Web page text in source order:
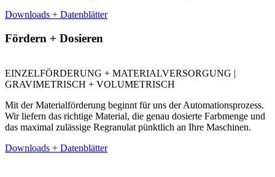
Downloads + Datenblätter
Fördern + Dosieren
EINZELFÖRDERUNG + MATERIALVERSORGUNG |
GRAVIMETRISCH + VOLUMETRISCH
Mit der Materialförderung beginnt für uns der Automationsprozess.
Wir liefern das richtige Material, die genau dosierte Farbmenge und
das maximal zulässige Regranulat pünktlich an Ihre Maschinen.
Downloads + Datenblätter